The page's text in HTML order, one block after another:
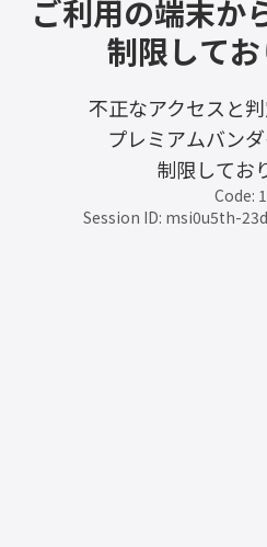
ご利用の端末か
制限してお
不正なアクセスと判
プレミアムバン
制限してお
Code:
Session ID: msi0u5th-